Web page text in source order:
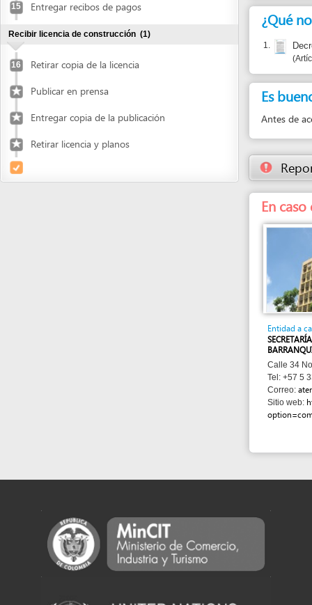
Publicar en prensa
Entregar copia de la publicación
Es bueno
Reportar
En caso de
Entidad a cargo
Calle 34 No. 43 -
Tel: +57 5 339 9200
Correo:
http://